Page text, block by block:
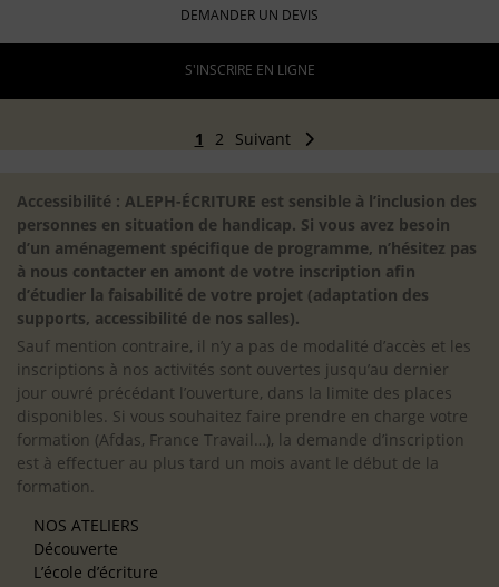
DEMANDER UN DEVIS
S'INSCRIRE EN LIGNE
1 2 Suivant
Accessibilité : ALEPH-ÉCRITURE est sensible à l’inclusion des
personnes en situation de handicap. Si vous avez besoin
d’un aménagement spécifique de programme, n’hésitez pas
à nous contacter en amont de votre inscription afin
d’étudier la faisabilité de votre projet (adaptation des
supports, accessibilité de nos salles).
Sauf mention contraire, il n’y a pas de modalité d’accès et les
inscriptions à nos activités sont ouvertes jusqu’au dernier
jour ouvré précédant l’ouverture, dans la limite des places
disponibles. Si vous souhaitez faire prendre en charge votre
formation (Afdas, France Travail…), la demande d’inscription
est à effectuer au plus tard un mois avant le début de la
formation.
NOS ATELIERS
Découverte
L’école d’écriture